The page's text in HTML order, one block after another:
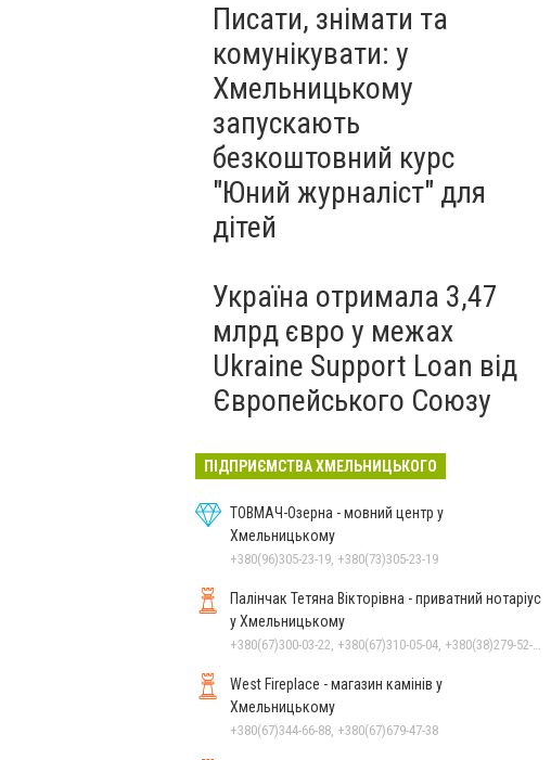
Писати, знімати та
комунікувати: у
Хмельницькому
запускають
безкоштовний курс
"Юний журналіст" для
дітей
Україна отримала 3,47
млрд євро у межах
Ukraine Support Loan від
Європейського Союзу
ПІДПРИЄМСТВА ХМЕЛЬНИЦЬКОГО
ТОВМАЧ-Озерна - мовний центр у
Хмельницькому
+380(96)305-23-19, +380(73)305-23-19
Палінчак Тетяна Вікторівна - приватний нотаріус
у Хмельницькому
+380(67)300-03-22, +380(67)310-05-04, +380(38)279-52-33
West Fireplace - магазин камінів у
Хмельницькому
+380(67)344-66-88, +380(67)679-47-38